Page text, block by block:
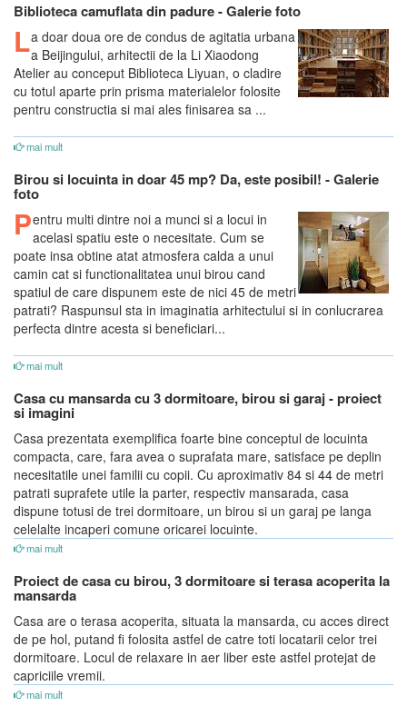
Biblioteca camuflata din padure - Galerie foto
La doar doua ore de condus de agitatia urbana
a Beijingului, arhitectii de la Li Xiaodong
Atelier au conceput Biblioteca Liyuan, o cladire
cu totul aparte prin prisma materialelor folosite
pentru constructia si mai ales finisarea sa ...
mai mult
Birou si locuinta in doar 45 mp? Da, este posibil! - Galerie
foto
Pentru multi dintre noi a munci si a locui in
acelasi spatiu este o necesitate. Cum se
poate insa obtine atat atmosfera calda a unui
camin cat si functionalitatea unui birou cand
spatiul de care dispunem este de nici 45 de metri
patrati? Raspunsul sta in imaginatia arhitectului si in conlucrarea
perfecta dintre acesta si beneficiari...
mai mult
Casa cu mansarda cu 3 dormitoare, birou si garaj - proiect
si imagini
Casa prezentata exemplifica foarte bine conceptul de locuinta
compacta, care, fara avea o suprafata mare, satisface pe deplin
necesitatile unei familii cu copii. Cu aproximativ 84 si 44 de metri
patrati suprafete utile la parter, respectiv mansarada, casa
dispune totusi de trei dormitoare, un birou si un garaj pe langa
celelalte incaperi comune oricarei locuinte.
mai mult
Proiect de casa cu birou, 3 dormitoare si terasa acoperita la
mansarda
Casa are o terasa acoperita, situata la mansarda, cu acces direct
de pe hol, putand fi folosita astfel de catre toti locatarii celor trei
dormitoare. Locul de relaxare in aer liber este astfel protejat de
capriciile vremii.
mai mult